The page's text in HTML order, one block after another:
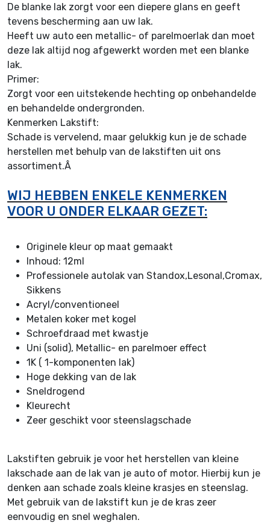
De blanke lak zorgt voor een diepere glans en geeft
tevens bescherming aan uw lak.
Heeft uw auto een metallic- of parelmoerlak dan moet
deze lak altijd nog afgewerkt worden met een blanke
lak.
Primer:
Zorgt voor een uitstekende hechting op onbehandelde
en behandelde ondergronden.
Kenmerken Lakstift:
Schade is vervelend, maar gelukkig kun je de schade
herstellen met behulp van de lakstiften uit ons
assortiment.Â
WIJ HEBBEN ENKELE KENMERKEN
VOOR U ONDER ELKAAR GEZET:
Originele kleur op maat gemaakt
Inhoud: 12ml
Professionele autolak van Standox,Lesonal,Cromax,
Sikkens
Acryl/conventioneel
Metalen koker met kogel
Schroefdraad met kwastje
Uni (solid), Metallic- en parelmoer effect
1K ( 1-komponenten lak)
Hoge dekking van de lak
Sneldrogend
Kleurecht
Zeer geschikt voor steenslagschade
Lakstiften gebruik je voor het herstellen van kleine
lakschade aan de lak van je auto of motor. Hierbij kun je
denken aan schade zoals kleine krasjes en steenslag.
Met gebruik van de lakstift kun je de kras zeer
eenvoudig en snel weghalen.